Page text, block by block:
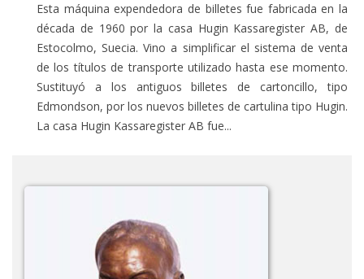
Esta máquina expendedora de billetes fue fabricada en la
década de 1960 por la casa Hugin Kassaregister AB, de
Estocolmo, Suecia. Vino a simplificar el sistema de venta
de los títulos de transporte utilizado hasta ese momento.
Sustituyó a los antiguos billetes de cartoncillo, tipo
Edmondson, por los nuevos billetes de cartulina tipo Hugin.
La casa Hugin Kassaregister AB fue...